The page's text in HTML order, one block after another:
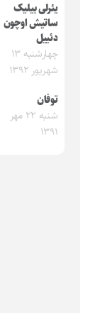
یئرلی بیلیک
ساتیش اوچون
دئییل
چهارشنبه ۱۳
شهریور ۱۳۹۲
توفان
شنبه ۲۲ مهر
۱۳۹۱